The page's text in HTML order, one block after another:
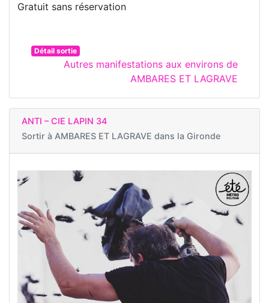
Gratuit sans réservation
Détail sortie
Autres manifestations aux environs de
AMBARES ET LAGRAVE
ANTI – CIE LAPIN 34
Sortir à AMBARES ET LAGRAVE dans la Gironde